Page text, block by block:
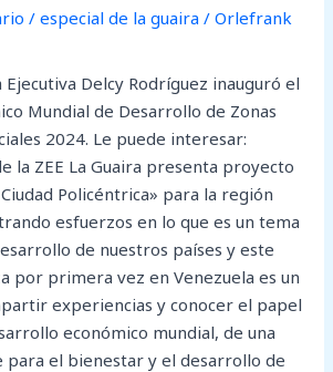
/especial de la guaira /Orlefrank
Delcy Rodríguez inauguró el
Mundial de Desarrollo de Zonas
2024. Le puede interesar:
la ZEE La Guaira presenta proyecto
Policéntrica» para la región
esfuerzos en lo que es un tema
de nuestros países y este
por primera vez en Venezuela es un
experiencias y conocer el papel
económico mundial, de una
el bienestar y el desarrollo de